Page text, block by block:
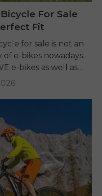
For Sale
Fit
for sale is not an
of e-bikes nowadays.
e-bikes as well as